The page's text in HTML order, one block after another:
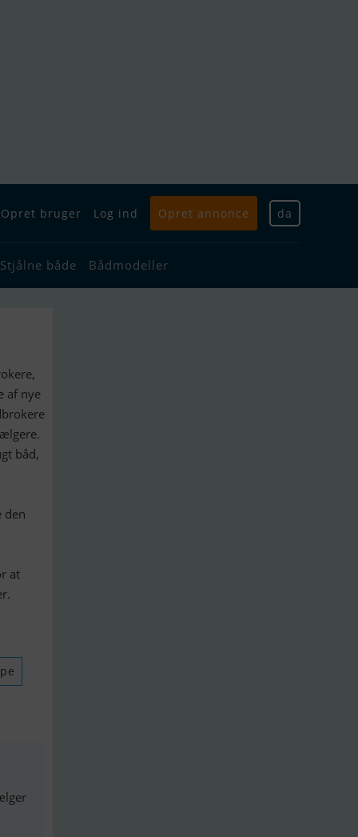
Opret bruger Log ind Opret annonce da
Stjålne både Bådmodeller
af nye
båd,
den
at